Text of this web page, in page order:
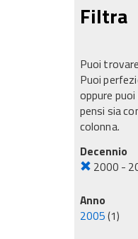
Filtra
Puoi
Puoi
oppure
pensi sia
colonna.
Decennio
2000 -
Anno
2005(1)